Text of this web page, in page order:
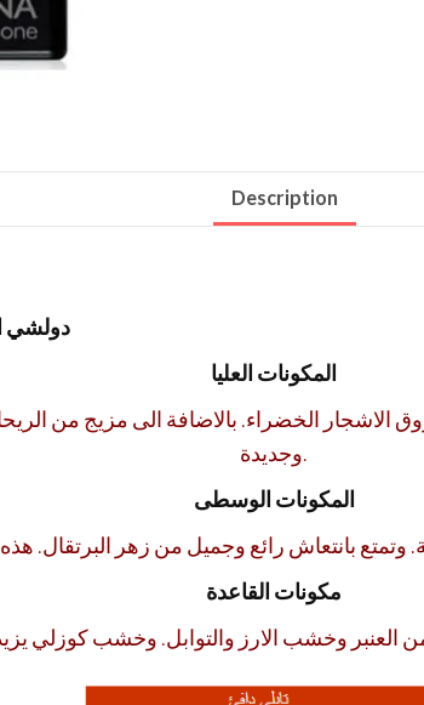
Description
دولشي
المكونات العليا
الاشجار الخضراء. بالاضافة الى مزيج من
وجديدة.
المكونات الوسطى
وتمتع بانتعاش رائع وجميل من زهر البرتقال.
مكونات القاعدة
العنبر وخشب الارز والتوابل. وخشب كوزلي